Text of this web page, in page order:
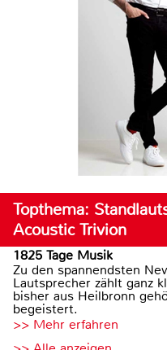
Topthema:
Acoustic Trivion
1825 Tage Musik
Zu den spannendsten
Lautsprecher zählt ganz
bisher aus Heilbronn
begeistert.
>> Mehr erfahren